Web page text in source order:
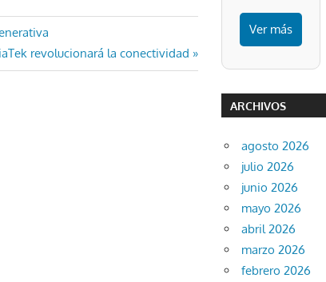
revolucionará la conectividad
Ver más
ARCHIVOS
agosto 2026
julio 2026
junio 2026
mayo 2026
abril 2026
marzo 2026
febrero 2026